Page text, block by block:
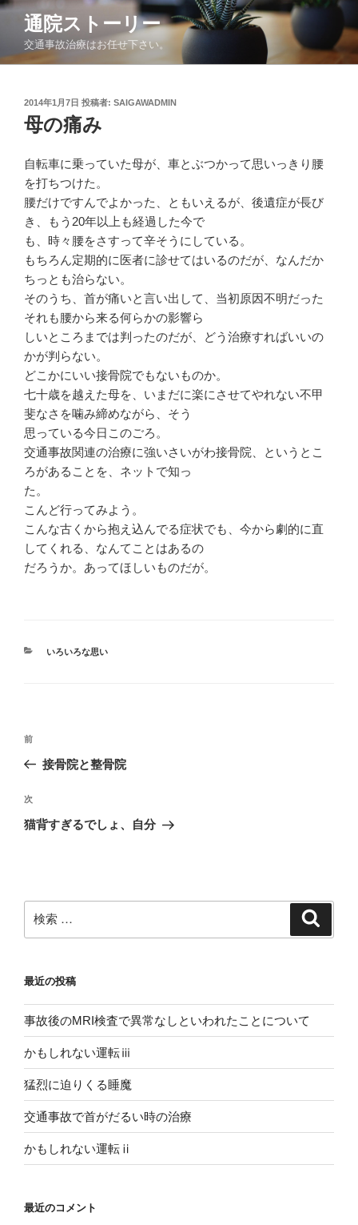
コ
ン
通院ストーリー
交通事故治療はお任せ下さい。
投
稿
日:
2014年1月7日 投稿者: SAIGAWADMIN
母の痛み
自転車に乗っていた母が、車とぶつかって思いっきり腰
を打ちつけた。
腰だけですんでよかった、ともいえるが、後遺症が長び
き、もう20年以上も経過した今で
も、時々腰をさすって辛そうにしている。
もちろん定期的に医者に診せてはいるのだが、なんだか
ちっとも治らない。
そのうち、首が痛いと言い出して、当初原因不明だった
それも腰から来る何らかの影響ら
しいところまでは判ったのだが、どう治療すればいいの
かが判らない。
どこかにいい接骨院でもないものか。
七十歳を越えた母を、いまだに楽にさせてやれない不甲
斐なさを噛み締めながら、そう
思っている今日このごろ。
交通事故関連の治療に強いさいがわ接骨院、というとこ
ろがあることを、ネットで知っ
た。
こんど行ってみよう。
こんな古くから抱え込んでる症状でも、今から劇的に直
してくれる、なんてことはあるの
だろうか。あってほしいものだが。
カ
いろいろな思い
投
ビ
ゲ
ン
過
去
投
稿
前
接骨院と整骨院
次
の
次
猫背すぎるでしょ、自分
検
索:
最近の投稿
事故後のMRI検査で異常なしといわれたことについて
かもしれない運転ⅲ
猛烈に迫りくる睡魔
交通事故で首がだるい時の治療
かもしれない運転ⅱ
最近のコメント